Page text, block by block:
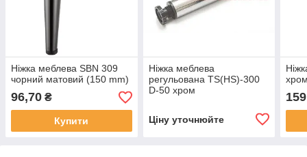
Ніжка меблева SBN 309
чорний матовий (150 mm)
96,70 ₴
Купити
Ніжка меблева
регульована TS(HS)-300
D-50 хром
Ціну уточнюйте